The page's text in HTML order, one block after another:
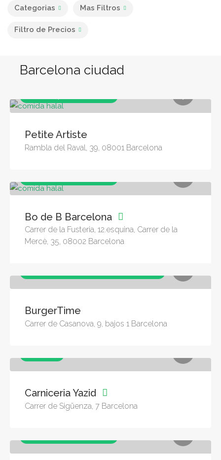
Categorias Mas Filtros
Filtro de Precios
Barcelona ciudad
Petite Artiste
Rambla del Raval, 39, 08001 Barcelona
Bo de B Barcelona
Carrer de la Fusteria, 12.esquina, Carrer de la
Mercè, 35, 08002 Barcelona
BurgerTime
Carrer de Casanova, 9, bajos 1 Barcelona
Carniceria Yazid
Carrer de Sigüenza, 7 Barcelona